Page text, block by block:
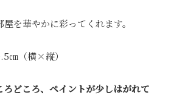
を華やかに彩ってくれます。
㎝（横×縦）
どころ、ペイントが少しはがれて